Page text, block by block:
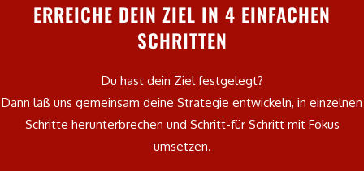
ERREICHE DEIN ZIEL IN 4 EINFACHEN
SCHRITTEN
Du hast dein Ziel festgelegt?
Dann laß uns gemeinsam deine Strategie entwickeln, in einzelnen
Schritte herunterbrechen und Schritt-für Schritt mit Fokus
umsetzen.